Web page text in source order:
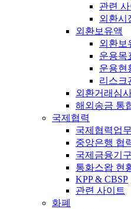
관련
외환시
외환보유액
외환보
운용목
운용현
리스크
외환거래심
해외송금 통
국제협력
국제협력업
중앙은행 협
국제금융기
통화스왑 현
KPP & CBSP
관련 사이트
화폐